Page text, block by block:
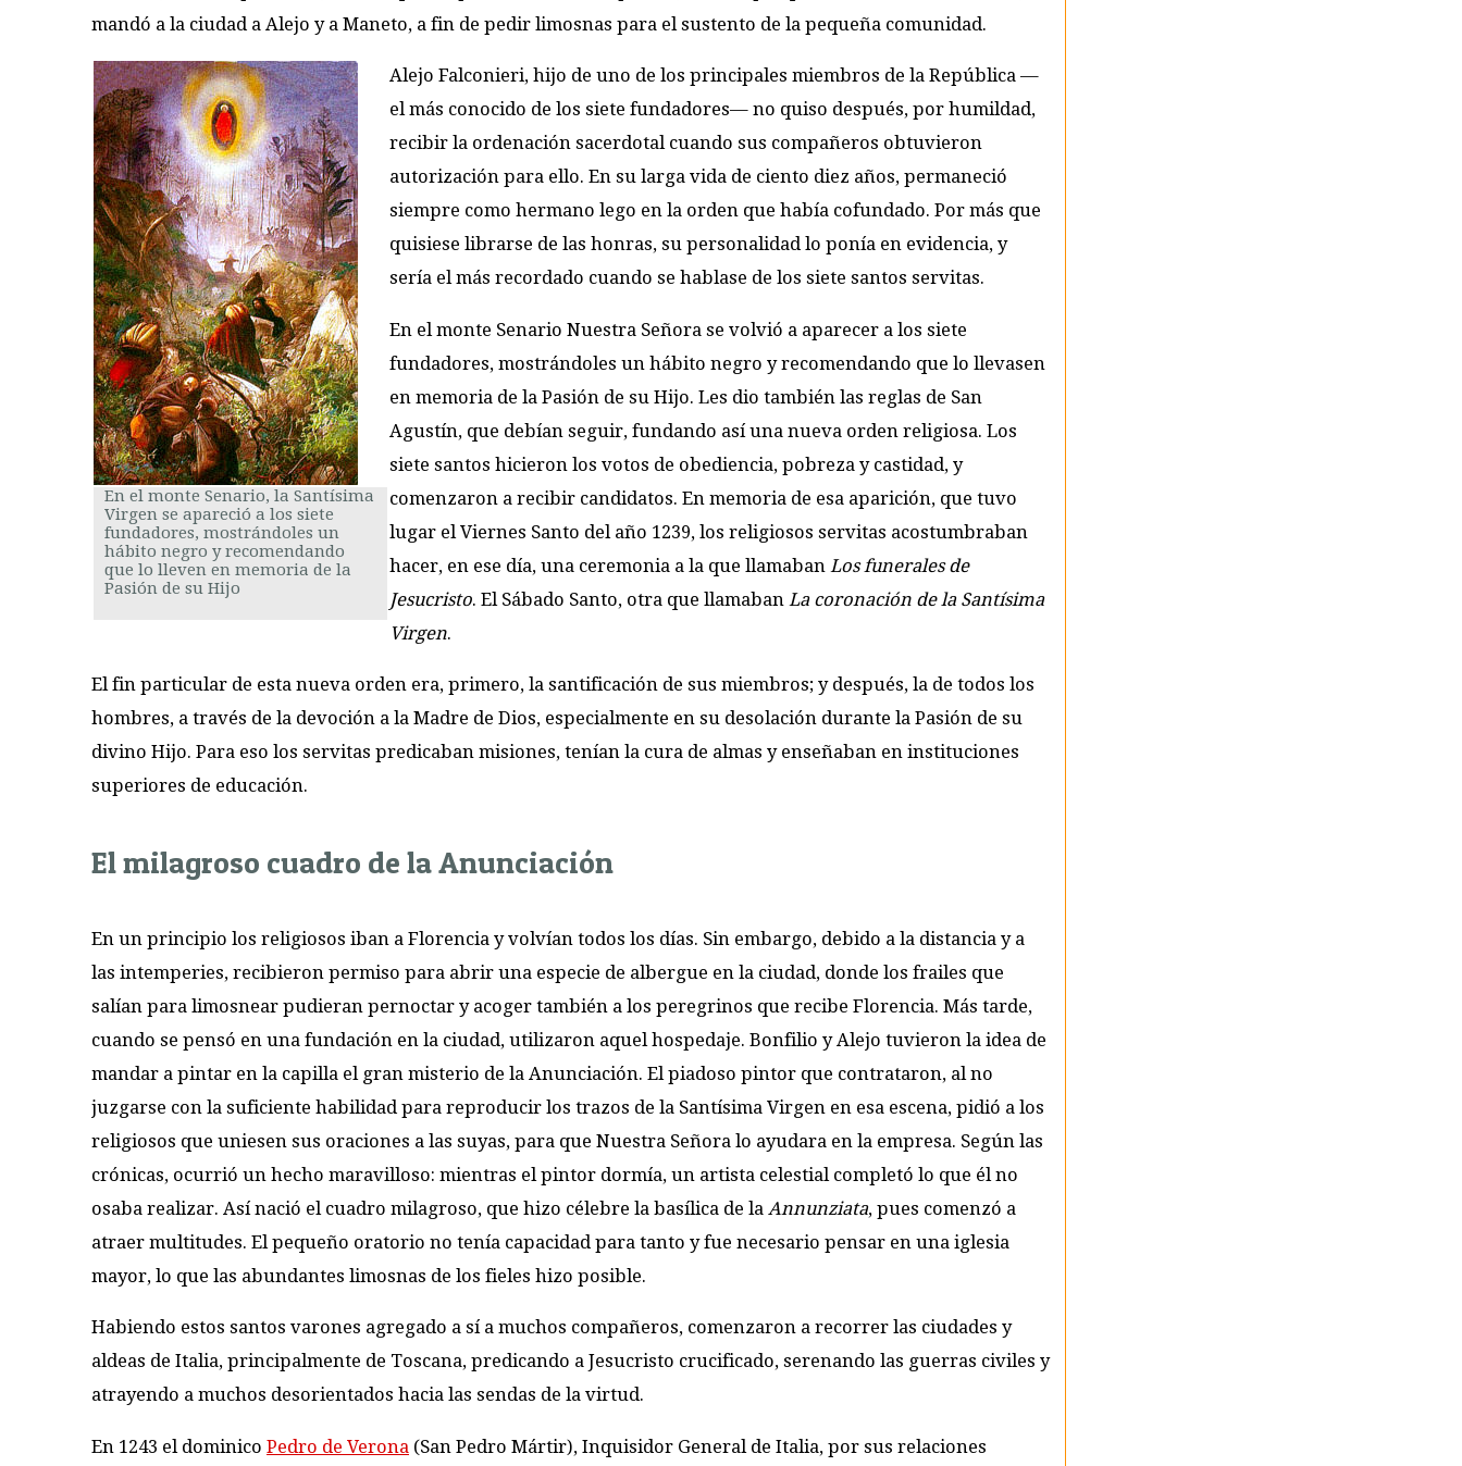
mandó a la ciudad a Alejo y a Maneto, a fin de pedir limosnas para el sustento de la pequeña comunidad.
En el monte Senario, la Santísima
Virgen se apareció a los siete
fundadores, mostrándoles un
hábito negro y recomendando
que lo lleven en memoria de la
Pasión de su Hijo
Alejo Falconieri, hijo de uno de los principales miembros de la República —
el más conocido de los siete fundadores— no quiso después, por humildad,
recibir la ordenación sacerdotal cuando sus compañeros obtuvieron
autorización para ello. En su larga vida de ciento diez años, permaneció
siempre como hermano lego en la orden que había cofundado. Por más que
quisiese librarse de las honras, su personalidad lo ponía en evidencia, y
sería el más recordado cuando se hablase de los siete santos servitas.
En el monte Senario Nuestra Señora se volvió a aparecer a los siete
fundadores, mostrándoles un hábito negro y recomendando que lo llevasen
en memoria de la Pasión de su Hijo. Les dio también las reglas de San
Agustín, que debían seguir, fundando así una nueva orden religiosa. Los
siete santos hicieron los votos de obediencia, pobreza y castidad, y
comenzaron a recibir candidatos. En memoria de esa aparición, que tuvo
lugar el Viernes Santo del año 1239, los religiosos servitas acostumbraban
hacer, en ese día, una ceremonia a la que llamaban Los funerales de
Jesucristo. El Sábado Santo, otra que llamaban La coronación de la Santísima
Virgen.
El fin particular de esta nueva orden era, primero, la santificación de sus miembros; y después, la de todos los
hombres, a través de la devoción a la Madre de Dios, especialmente en su desolación durante la Pasión de su
divino Hijo. Para eso los servitas predicaban misiones, tenían la cura de almas y enseñaban en instituciones
superiores de educación.
El milagroso cuadro de la Anunciación
En un principio los religiosos iban a Florencia y volvían todos los días. Sin embargo, debido a la distancia y a
las intemperies, recibieron permiso para abrir una especie de albergue en la ciudad, donde los frailes que
salían para limosnear pudieran pernoctar y acoger también a los peregrinos que recibe Florencia. Más tarde,
cuando se pensó en una fundación en la ciudad, utilizaron aquel hospedaje. Bonfilio y Alejo tuvieron la idea de
mandar a pintar en la capilla el gran misterio de la Anunciación. El piadoso pintor que contrataron, al no
juzgarse con la suficiente habilidad para reproducir los trazos de la Santísima Virgen en esa escena, pidió a los
religiosos que uniesen sus oraciones a las suyas, para que Nuestra Señora lo ayudara en la empresa. Según las
crónicas, ocurrió un hecho maravilloso: mientras el pintor dormía, un artista celestial completó lo que él no
osaba realizar. Así nació el cuadro milagroso, que hizo célebre la basílica de la Annunziata, pues comenzó a
atraer multitudes. El pequeño oratorio no tenía capacidad para tanto y fue necesario pensar en una iglesia
mayor, lo que las abundantes limosnas de los fieles hizo posible.
Habiendo estos santos varones agregado a sí a muchos compañeros, comenzaron a recorrer las ciudades y
aldeas de Italia, principalmente de Toscana, predicando a Jesucristo crucificado, serenando las guerras civiles y
atrayendo a muchos desorientados hacia las sendas de la virtud.
En 1243 el dominico Pedro de Verona (San Pedro Mártir), Inquisidor General de Italia, por sus relaciones